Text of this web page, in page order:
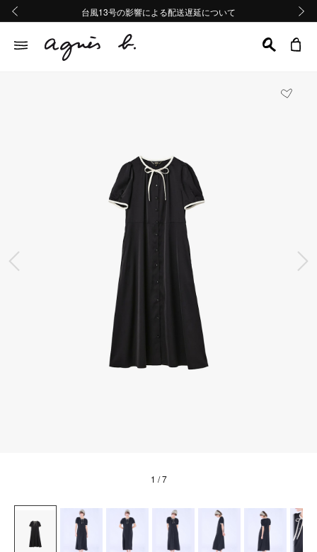
熊本地域地震の影響による配送遅延について
Summer Sale 2buy10%OFF!!
台風13号の影響による配送遅延について
熊本地域地震の影響による配送遅延について
Summer Sale 2buy10%OFF!!
前の画像
1 / 7